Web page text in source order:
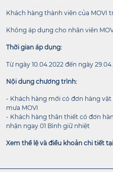
Khách hàng thành viên của MOVI
Không áp dụng cho nhân viên
Thời gian áp dụng:
Từ ngày 10.04.2022 đến ngày
Nội dung chương trình:
- Khách hàng mới có đơn hàng vật
mưa MOVI
- Khách hàng thân thiết có đơn
nhận ngay 01 Bình giữ nhiệt
Xem thể lệ và điều khoản chi tiết